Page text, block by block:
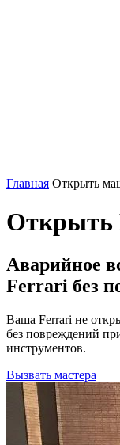
Главная Открыть
Открыть
Аварийное
Ferrari без
Ваша Ferrari не
без повреждений
инструментов.
Вызвать мастера